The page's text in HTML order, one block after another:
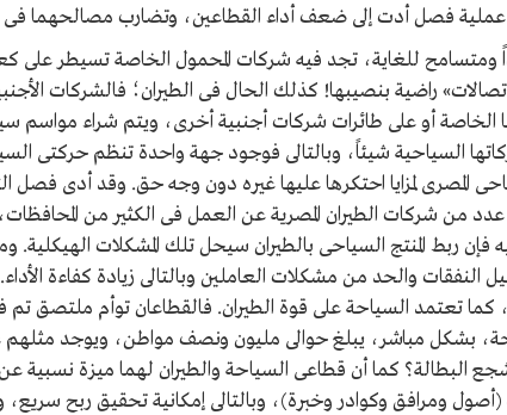
عملية فصل أدت إلى ضعف أداء القطاعين، وتضارب مصالحهما فى
للغاية، تجد فيه شركات المحمول الخاصة تسيطر على
راضية بنصيبها! كذلك الحال فى الطيران؛ فالشركات
الخاصة أو على طائرات شركات أجنبية أخرى، ويتم شراء مواسم
السياحية شيئاً، وبالتالى فوجود جهة واحدة تنظم حركتى
المصرى لمزايا احتكرها عليها غيره دون وجه حق. وقد أدى فصل
عدد من شركات الطيران المصرية عن العمل فى الكثير من
ربط المنتج السياحى بالطيران سيحل تلك المشكلات الهيكلية. ومن
النفقات والحد من مشكلات العاملين وبالتالى زيادة كفاءة
كما تعتمد السياحة على قوة الطيران. فالقطاعان توأم ملتصق
بشكل مباشر، يبلغ حوالى مليون ونصف مواطن، ويوجد مثلهم
البطالة؟ كما أن قطاعى السياحة والطيران لهما ميزة نسبية
(أصول ومرافق وكوادر وخبرة)، وبالتالى إمكانية تحقيق ربح